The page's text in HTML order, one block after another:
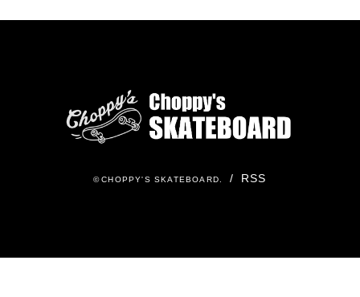
©CHOPPY'S SKATEBOARD. / RSS